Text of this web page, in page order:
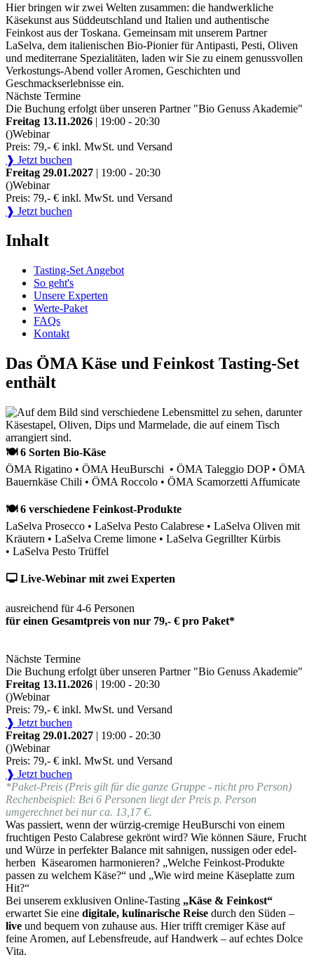
Hier bringen wir zwei Welten zusammen: die handwerkliche
Käsekunst aus Süddeutschland und Italien und authentische
Feinkost aus der Toskana. Gemeinsam mit unserem Partner
LaSelva, dem italienischen Bio-Pionier für Antipasti, Pesti, Oliven
und mediterrane Spezialitäten, laden wir Sie zu einem genussvollen
Verkostungs-Abend voller Aromen, Geschichten und
Geschmackserlebnisse ein.
Nächste Termine
Die Buchung erfolgt über unseren Partner "Bio Genuss Akademie"
Freitag 13.11.2026 | 19:00 - 20:30
()Webinar
Preis: 79,- € inkl. MwSt. und Versand
❱ Jetzt buchen
Freitag 29.01.2027 | 19:00 - 20:30
()Webinar
Preis: 79,- € inkl. MwSt. und Versand
❱ Jetzt buchen
Inhalt
Tasting-Set Angebot
So geht's
Unsere Experten
Werte-Paket
FAQs
Kontakt
Das ÖMA Käse und Feinkost Tasting-Set
enthält
🍽 6 Sorten Bio-Käse
ÖMA Rigatino • ÖMA HeuBurschi • ÖMA Taleggio DOP • ÖMA
Bauernkäse Chili • ÖMA Roccolo • ÖMA Scamorzetti Affumicate
🍽 6 verschiedene Feinkost-Produkte
LaSelva Prosecco • LaSelva Pesto Calabrese • LaSelva Oliven mit
Kräutern • LaSelva Creme limone • LaSelva Gegrillter Kürbis
• LaSelva Pesto Trüffel
🖵 Live-Webinar mit zwei Experten
ausreichend für 4-6 Personen
für einen Gesamtpreis von nur 79,- € pro Paket*
Nächste Termine
Die Buchung erfolgt über unseren Partner "Bio Genuss Akademie"
Freitag 13.11.2026 | 19:00 - 20:30
()Webinar
Preis: 79,- € inkl. MwSt. und Versand
❱ Jetzt buchen
Freitag 29.01.2027 | 19:00 - 20:30
()Webinar
Preis: 79,- € inkl. MwSt. und Versand
❱ Jetzt buchen
*Paket-Preis (Preis gilt für die ganze Gruppe - nicht pro Person)
Rechenbeispiel: Bei 6 Personen liegt der Preis p. Person
umgerechnet bei nur ca. 13,17 €.
Was passiert, wenn der würzig-cremige HeuBurschi von einem
fruchtigen Pesto Calabrese gekrönt wird? Wie können Säure, Frucht
und Würze in perfekter Balance mit sahnigen, nussigen oder edel-
herben Käsearomen harmonieren? „Welche Feinkost-Produkte
passen zu welchem Käse?“ und „Wie wird meine Käseplatte zum
Hit?“
Bei unserem exklusiven Online-Tasting „Käse & Feinkost“
erwartet Sie eine digitale, kulinarische Reise durch den Süden –
live und bequem von zuhause aus. Hier trifft cremiger Käse auf
feine Aromen, auf Lebensfreude, auf Handwerk – auf echtes Dolce
Vita.